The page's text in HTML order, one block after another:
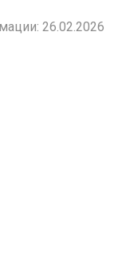
26.02.2026